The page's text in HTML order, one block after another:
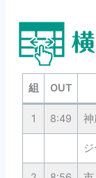
組 OUT
1 8:49